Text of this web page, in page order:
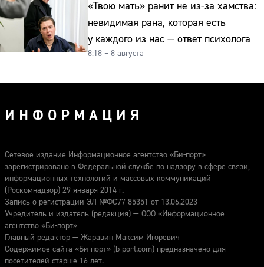
«Твою мать» ранит не из-за хамства:
невидимая рана, которая есть
у каждого из нас — ответ психолога
8:18 – 8 августа
ИНФОРМАЦИЯ
Сетевое издание Информационное агентство «Би-порт»
зарегистрировано в Федеральной службе по надзору в сфере связи,
информационных технологий и массовых коммуникаций
(Роскомнадзор) 29 января 2014 г.
Запись о регистрации ЭЛ №ФС77-85351 от 13.06.2023
Учредитель и издатель (редакция) — ООО «Информационное
агентство «Би-порт»
Главный редактор — Жаравин Максим Игоревич
Содержимое сайта «Би-порт» (b-port.com) предназначено для
посетителей старше 16 лет.